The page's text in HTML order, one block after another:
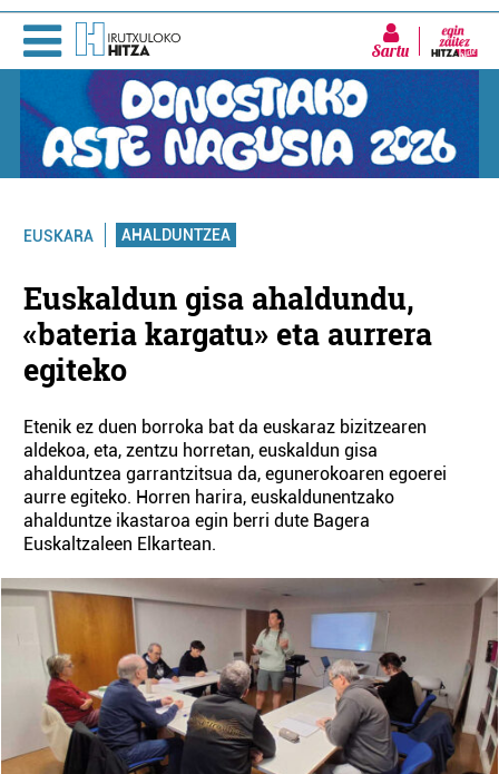
Sartu
EUSKARA AHALDUNTZEA
Euskaldun gisa ahaldundu,
«bateria kargatu» eta aurrera
egiteko
Etenik ez duen borroka bat da euskaraz bizitzearen
aldekoa, eta, zentzu horretan, euskaldun gisa
ahalduntzea garrantzitsua da, egunerokoaren egoerei
aurre egiteko. Horren harira, euskaldunentzako
ahalduntze ikastaroa egin berri dute Bagera
Euskaltzaleen Elkartean.